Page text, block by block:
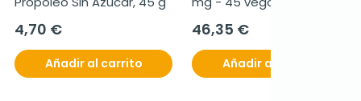
4,70 €
Añadir al carrito
46,35 €
Añadir al carrito